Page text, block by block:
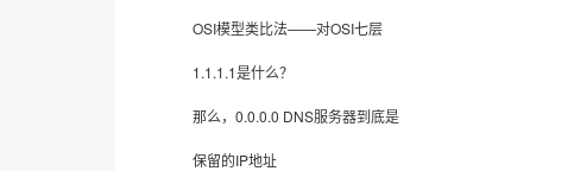
OSI模型类比法——对OSI七层
1.1.1.1是什么？
那么，0.0.0.0 DNS服务器到底是
保留的IP地址